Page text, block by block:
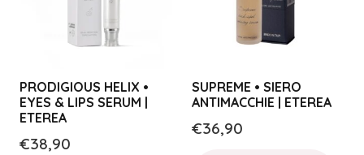
PRODIGIOUS HELIX •
EYES & LIPS SERUM |
ETEREA
€38,90
SUPREME • SIERO
ANTIMACCHIE | ETEREA
€36,90